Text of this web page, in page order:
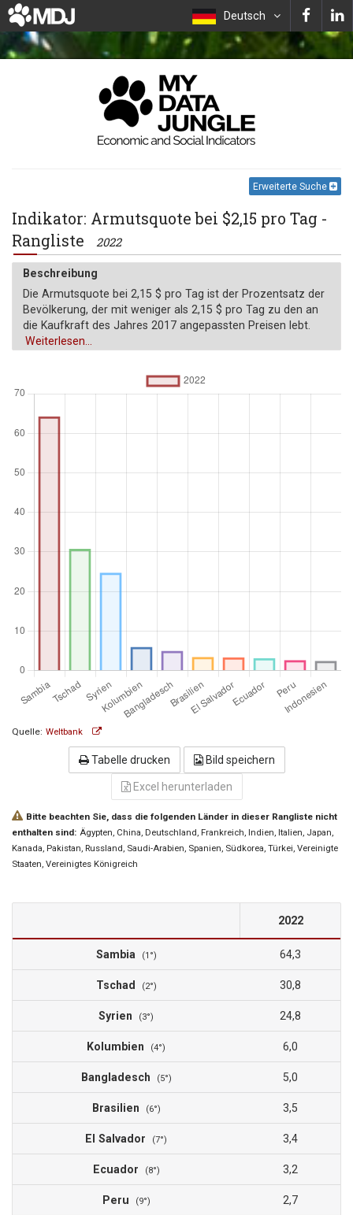
Deutsch
Erweiterte Suche
Indikator: Armutsquote bei $2,15 pro Tag -
Rangliste
2022
Beschreibung
Die Armutsquote bei 2,15 $ pro Tag ist der Prozentsatz der
Bevölkerung, der mit weniger als 2,15 $ pro Tag zu den an
die Kaufkraft des Jahres 2017 angepassten Preisen lebt.
Maßeinheit
Aggregationsoperator
Weiterlesen...
Quelle: Weltbank
Tabelle drucken Bild speichern
Excel herunterladen
Bitte beachten Sie, dass die folgenden Länder in dieser Rangliste nicht
enthalten sind: Ägypten, China, Deutschland, Frankreich, Indien, Italien, Japan,
Kanada, Pakistan, Russland, Saudi-Arabien, Spanien, Südkorea, Türkei, Vereinigte
Staaten, Vereinigtes Königreich
2022
Sambia (1°) 64,3
Tschad (2°) 30,8
Syrien (3°) 24,8
Kolumbien (4°) 6,0
Bangladesch (5°) 5,0
Brasilien (6°) 3,5
El Salvador (7°) 3,4
Ecuador (8°) 3,2
Peru (9°) 2,7